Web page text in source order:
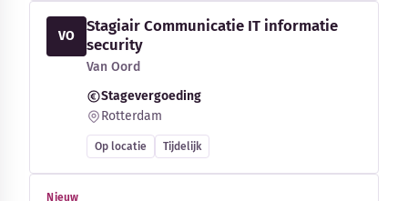
VO
Stagiair Communicatie IT informatie
security
Van Oord
Stagevergoeding
Rotterdam
Op locatie Tijdelijk
Nieuw